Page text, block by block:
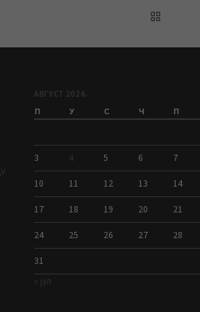
АВГУСТ 2026.
П У С Ч П
3 4 5 6 7
10 11 12 13 14
17 18 19 20 21
24 25 26 27 28
31
« јул